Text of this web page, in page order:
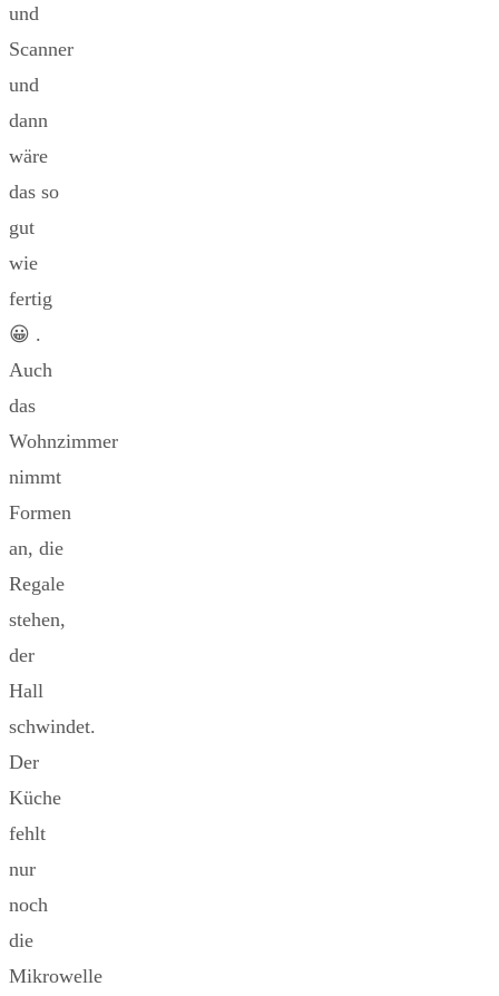
und
Scanner
und
dann
wäre
das so
gut
wie
fertig
😀 .
Auch
das
Wohnzimmer
nimmt
Formen
an, die
Regale
stehen,
der
Hall
schwindet.
Der
Küche
fehlt
nur
noch
die
Mikrowelle